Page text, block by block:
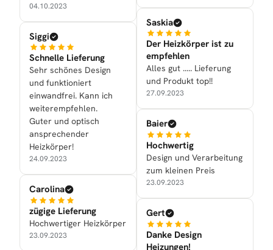
04.10.2023
Siggi
Schnelle Lieferung
Sehr schönes Design
und funktioniert
einwandfrei. Kann ich
weiterempfehlen.
Guter und optisch
ansprechender
Heizkörper!
24.09.2023
Carolina
zügige Lieferung
Hochwertiger Heizkörper
23.09.2023
Saskia
Der Heizkörper ist zu
empfehlen
Alles gut ..... Lieferung
und Produkt top!!
27.09.2023
Baier
Hochwertig
Design und Verarbeitung
zum kleinen Preis
23.09.2023
Gert
Danke Design
Heizungen!